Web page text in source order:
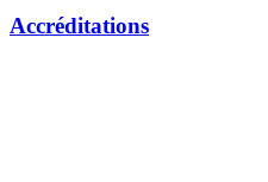
Accréditations